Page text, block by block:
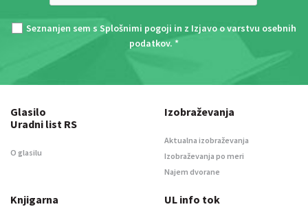
Seznanjen sem s Splošnimi pogoji in z Izjavo o varstvu osebnih
podatkov. *
Glasilo
Uradni list RS
O glasilu
Izobraževanja
Aktualna izobraževanja
Izobraževanja po meri
Najem dvorane
Knjigarna UL info tok